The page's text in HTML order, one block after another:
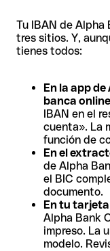
Tu IBAN de Alpha
tres sitios. Y,
tienes todos:
En la app
banca online
IBAN en el
cuenta». La
función de
En el
de Alpha
el BIC
documento.
En tu
Alpha Bank
impreso. La
modelo.